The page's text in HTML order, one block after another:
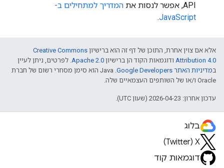
API, אפשר לנסות את
המדריך למתחילים ב-
JavaScript
.
אלא אם צוין אחרת, התוכן של דף זה הוא ברישיון Creative Commons
Attribution 4.0 ודוגמאות הקוד הן ברישיון Apache 2.0. לפרטים, ניתן לעיין
במדיניות האתר Google Developers‏
.‏ Java הוא סימן מסחרי רשום של חברת
Oracle ו/או של השותפים העצמאיים שלה.
עדכון אחרון: 2026-04-23 (שעון UTC).
בלוג
X‏ (Twitter)
דוגמאות קוד